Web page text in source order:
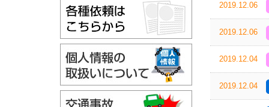
2019.12.06
2019.12.06
2019.12.04
2019.12.04